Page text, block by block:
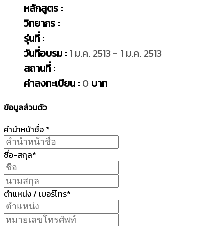
หลักสูตร :
วิทยากร :
รุ่นที่ :
วันที่อบรม : 1 ม.ค. 2513 - 1 ม.ค. 2513
สถานที่ :
ค่าลงทะเบียน : 0 บาท
ข้อมูลส่วนตัว
คำนำหน้าชื่อ *
ชื่อ-สกุล*
ตำแหน่ง / เบอร์โทร*